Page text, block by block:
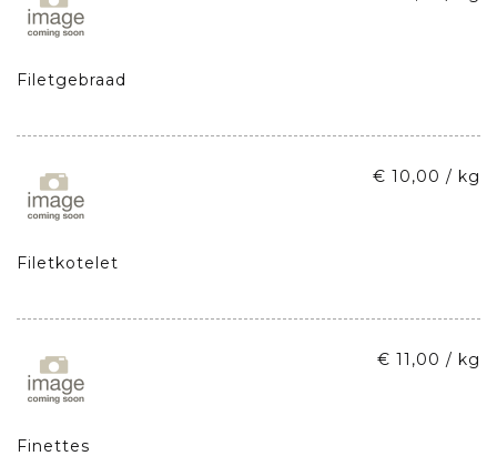
Filetgebraad
Filetkotelet
€ 10,00 / kg
Finettes
€ 11,00 / kg